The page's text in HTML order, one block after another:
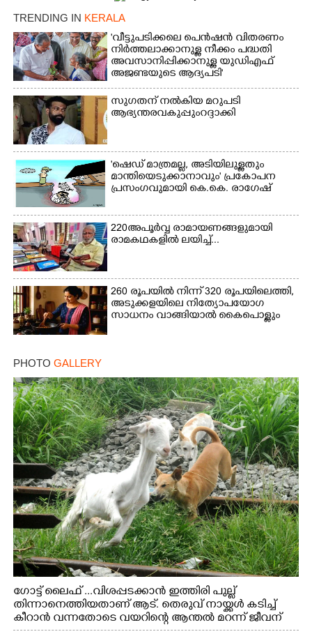
TRENDING IN KERALA
'വീട്ടുപടിക്കലെ പെൻഷൻ വിതരണം
നിർത്തലാക്കാനുള്ള നീക്കം പദ്ധതി
അവസാനിപ്പിക്കാനുള്ള യുഡിഎഫ്
അജണ്ടയുടെ ആദ്യപടി'
സുഗതന് നൽകിയ മറുപടി
ആഭ്യന്തരവകുപ്പും റദ്ദാക്കി
'ഷെഡ് മാത്രമല്ല, അടിയിലുള്ളതും
മാന്തിയെടുക്കാനാവും' പ്രകോപന
പ്രസംഗവുമായി കെ.കെ. രാഗേഷ്
220 അപൂർവ്വ രാമായണങ്ങളുമായി
രാമകഥകളിൽ ലയിച്ച്...
260 രൂപയിൽ നിന്ന് 320 രൂപയിലെത്തി,
അടുക്കളയിലെ നിത്യോപയോഗ
സാധനം വാങ്ങിയാൽ കൈപൊള്ളും
PHOTO GALLERY
ഗോട്ട് ലൈഫ് ...വിശപ്പടക്കാൻ ഇത്തിരി പുല്ല്
തിന്നാനെത്തിയതാണ് ആട്. തെരുവ് നായ്ക്കൾ കടിച്ച്
കീറാൻ വന്നതോടെ വയറിന്റെ ആന്തൽ മറന്ന് ജീവന്